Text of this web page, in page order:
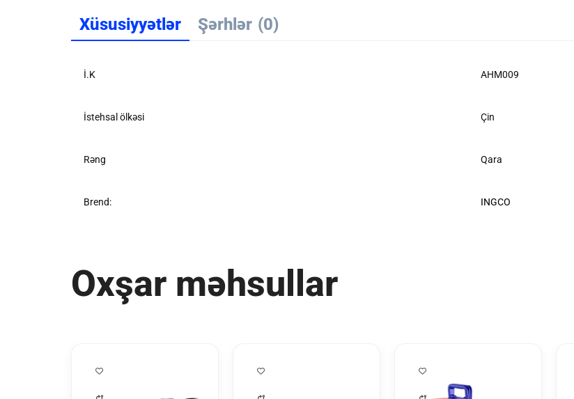
Xüsusiyyətlər Şərhlər (0)
İ.K AHM009
İstehsal ölkəsi Çin
Rəng Qara
Brend: INGCO
Oxşar məhsullar